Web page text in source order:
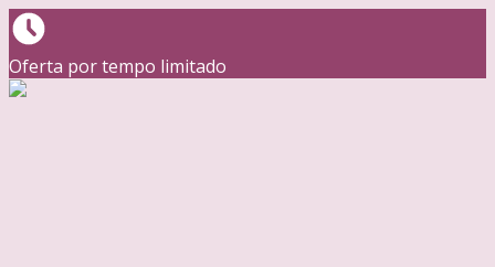
Oferta por tempo limitado